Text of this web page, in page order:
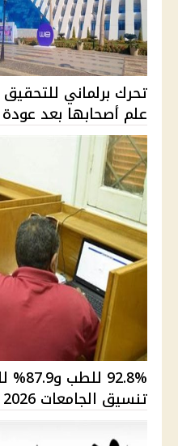
تحرك برلماني
علم أصحابها بعد
تنسيق الجامعات 2026 وأماكن المرحلة ...